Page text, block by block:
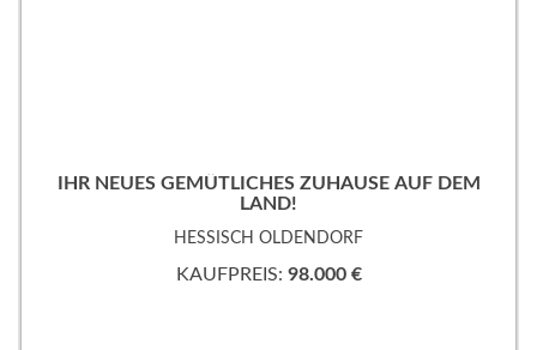
IHR NEUES GEMÜTLICHES ZUHAUSE AUF DEM
LAND!
HESSISCH OLDENDORF
KAUFPREIS: 98.000 €